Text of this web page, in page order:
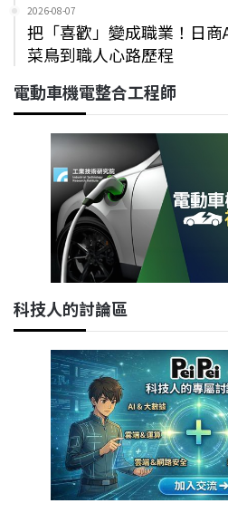
2026-08-07
把「喜歡」變成職業！日
菜鳥到職人心路歷程
電動車機電整合工程師
科技人的討論區